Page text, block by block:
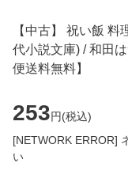
【中古】 祝い飯
代小説文庫) / 和田
便送料無料】
253円(税込)
[NETWORK ERROR]
い